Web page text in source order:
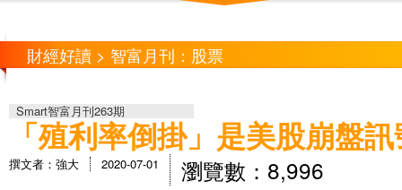
財經好讀 > 智富月刊：股票
Smart智富月刊263期
「殖利率倒掛」是美股崩盤
撰文者：強大 2020-07-01 瀏覽數：8,996